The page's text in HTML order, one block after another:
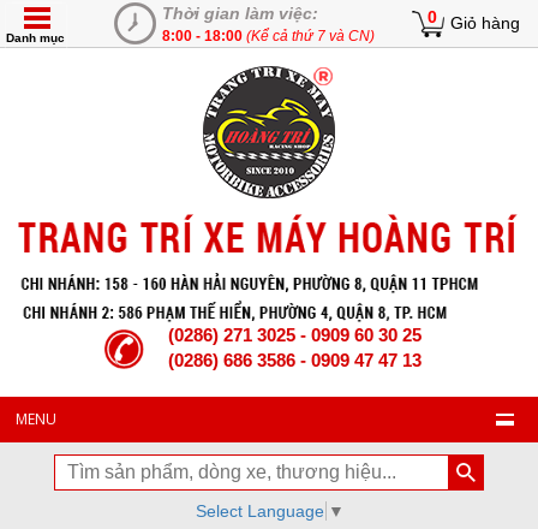
Thời gian làm việc:
8:00 - 18:00 (Kể cả thứ 7 và CN)
0 Giỏ hàng
Danh mục
(0286) 271 3025 - 0909 60 30 25
(0286) 686 3586 - 0909 47 47 13
MENU
Select Language ▼